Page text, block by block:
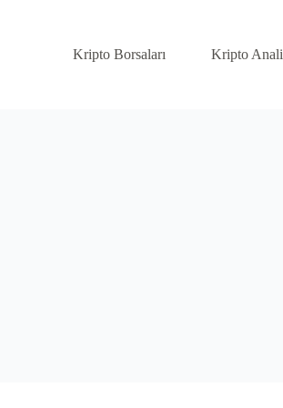
Kripto Borsaları Kripto